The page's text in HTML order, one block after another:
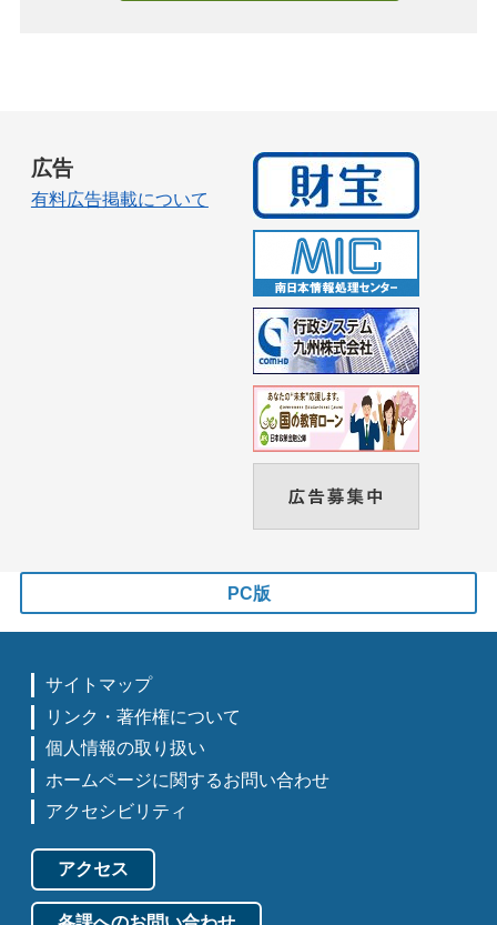
広告
有料広告掲載について
PC版
サイトマップ
リンク・著作権について
個人情報の取り扱い
ホームページに関するお問い合わせ
アクセシビリティ
アクセス